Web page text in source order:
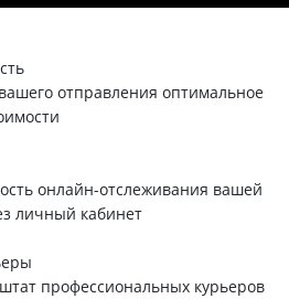
отправления оптимальное
онлайн-отслеживания вашей
личный кабинет
профессиональных курьеров